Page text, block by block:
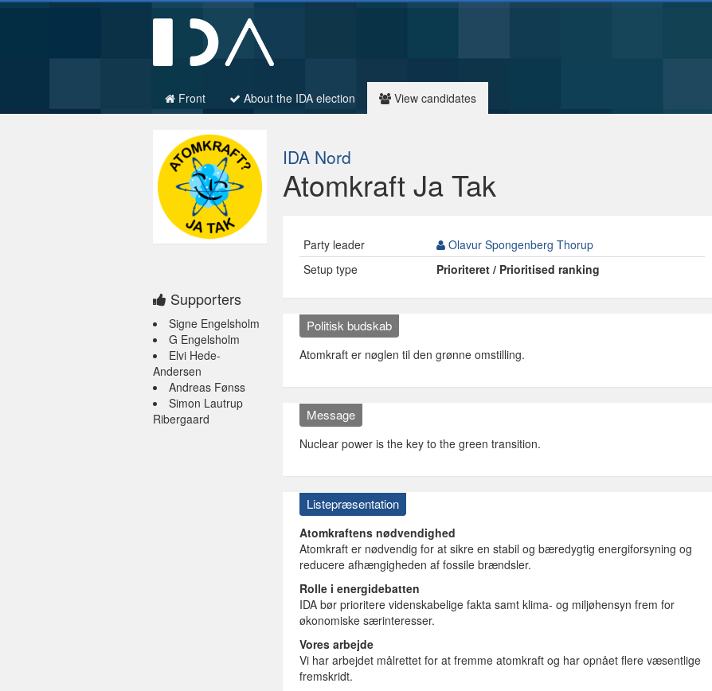
Front About the IDA election View candidates
Supporters
Signe Engelsholm
G Engelsholm
Elvi Hede-
Andersen
Andreas Fønss
Simon Lautrup
Ribergaard
IDA Nord
Atomkraft Ja Tak
Party leader
Olavur Spongenberg Thorup
Setup type
Prioriteret / Prioritised ranking
Politisk budskab
Atomkraft er nøglen til den grønne omstilling.
Message
Nuclear power is the key to the green transition.
Listepræsentation
Atomkraftens nødvendighed
Atomkraft er nødvendig for at sikre en stabil og bæredygtig energiforsyning og
reducere afhængigheden af fossile brændsler.
Rolle i energidebatten
IDA bør prioritere videnskabelige fakta samt klima- og miljøhensyn frem for
økonomiske særinteresser.
Vores arbejde
Vi har arbejdet målrettet for at fremme atomkraft og har opnået flere væsentlige
fremskridt.